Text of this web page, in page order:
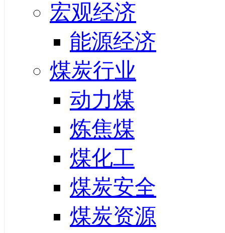
宏观经济
能源经济
煤炭行业
动力煤
炼焦煤
煤化工
煤炭安全
煤炭资源